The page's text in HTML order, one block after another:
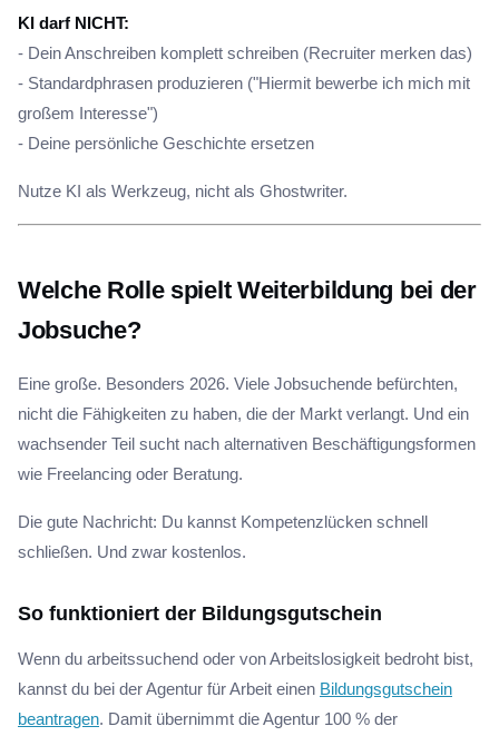
KI darf NICHT:
- Dein Anschreiben komplett schreiben (Recruiter merken das)
- Standardphrasen produzieren ("Hiermit bewerbe ich mich mit
großem Interesse")
- Deine persönliche Geschichte ersetzen
Nutze KI als Werkzeug, nicht als Ghostwriter.
Welche Rolle spielt Weiterbildung bei der
Jobsuche?
Eine große. Besonders 2026. Viele Jobsuchende befürchten,
nicht die Fähigkeiten zu haben, die der Markt verlangt. Und ein
wachsender Teil sucht nach alternativen Beschäftigungsformen
wie Freelancing oder Beratung.
Die gute Nachricht: Du kannst Kompetenzlücken schnell
schließen. Und zwar kostenlos.
So funktioniert der Bildungsgutschein
Wenn du arbeitssuchend oder von Arbeitslosigkeit bedroht bist,
kannst du bei der Agentur für Arbeit einen Bildungsgutschein
beantragen. Damit übernimmt die Agentur 100 % der